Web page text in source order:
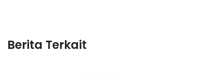
Berita Terkait